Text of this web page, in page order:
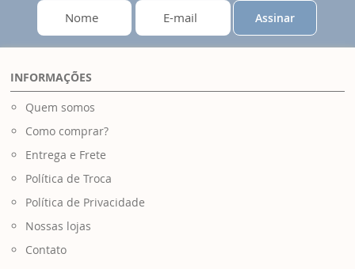
Assinar
INFORMAÇÕES
Quem somos
Como comprar?
Entrega e Frete
Política de Troca
Política de Privacidade
Nossas lojas
Contato